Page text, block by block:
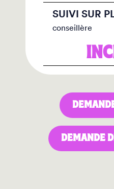
SUIVI SUR
conseillère
DEMANDE